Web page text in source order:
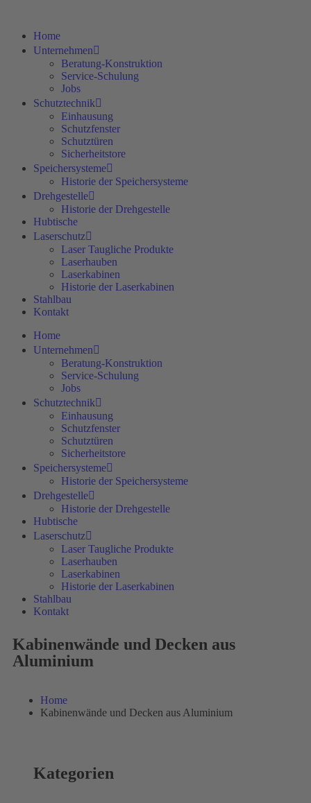
Home
Unternehmen
Beratung-Konstruktion
Service-Schulung
Jobs
Schutztechnik
Einhausung
Schutzfenster
Schutztüren
Sicherheitstore
Speichersysteme
Historie der Speichersysteme
Drehgestelle
Historie der Drehgestelle
Hubtische
Laserschutz
Laser Taugliche Produkte
Laserhauben
Laserkabinen
Historie der Laserkabinen
Stahlbau
Kontakt
Home
Unternehmen
Beratung-Konstruktion
Service-Schulung
Jobs
Schutztechnik
Einhausung
Schutzfenster
Schutztüren
Sicherheitstore
Speichersysteme
Historie der Speichersysteme
Drehgestelle
Historie der Drehgestelle
Hubtische
Laserschutz
Laser Taugliche Produkte
Laserhauben
Laserkabinen
Historie der Laserkabinen
Stahlbau
Kontakt
Kabinenwände und Decken aus
Aluminium
Home
Kabinenwände und Decken aus Aluminium
Kategorien